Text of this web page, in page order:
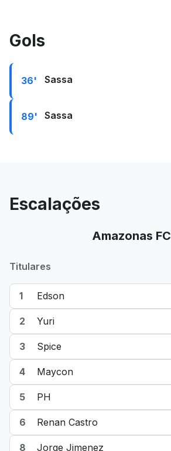
Gols
36' Sassa
89' Sassa
Escalações
Amazonas FC
Titulares
1 Edson
2 Yuri
3 Spice
4 Maycon
5 PH
6 Renan Castro
8 Jorge Jimenez